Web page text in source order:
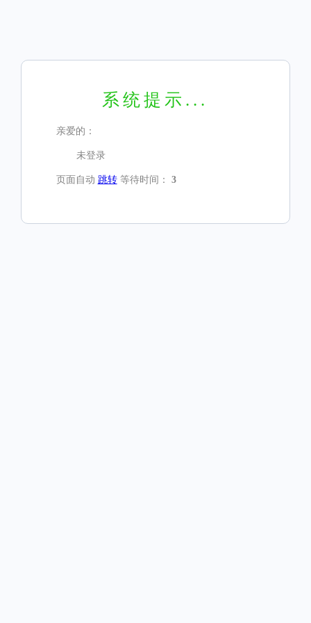
系统提示...
亲爱的：
未登录
页面自动 跳转等待时间： 3